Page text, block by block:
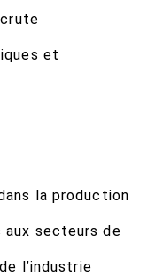
et
la production
aux secteurs de
l’industrie